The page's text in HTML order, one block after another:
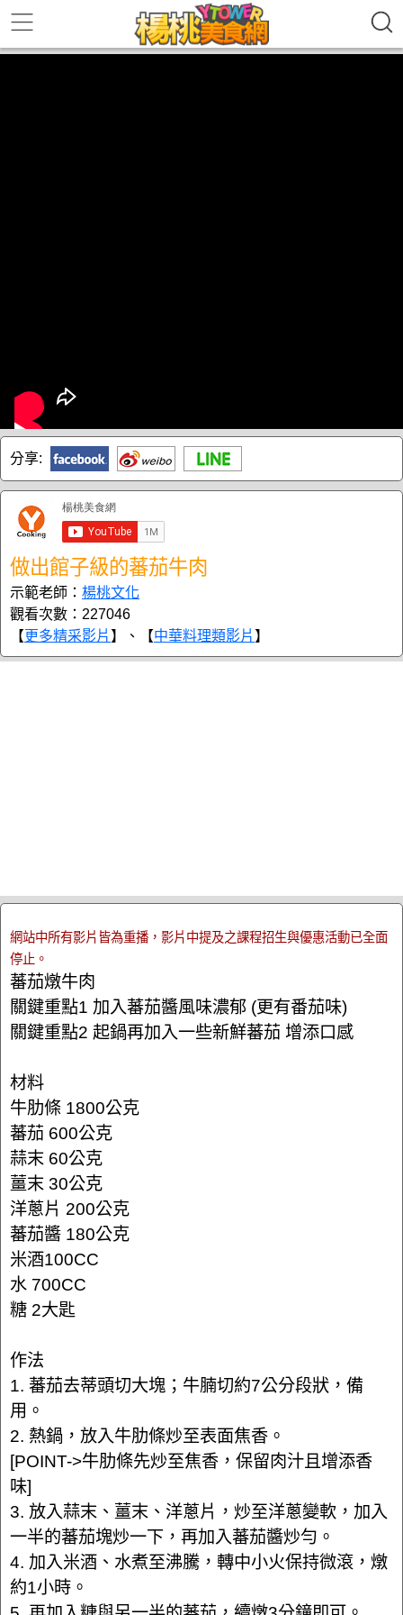
分享:
做出館子級的蕃茄牛肉
示範老師： 楊桃文化
觀看次數：227046
【更多精采影片 】、【中華料理類影片 】
網站中所有影片皆為重播，影片中提及之課程招生與優惠活動已全面
停止。
蕃茄燉牛肉
關鍵重點1 加入蕃茄醬風味濃郁 (更有番茄味)
關鍵重點2 起鍋再加入一些新鮮蕃茄 增添口感
材料
牛肋條 1800公克
蕃茄 600公克
蒜末 60公克
薑末 30公克
洋蔥片 200公克
蕃茄醬 180公克
米酒100CC
水 700CC
糖 2大匙
作法
1. 蕃茄去蒂頭切大塊；牛腩切約7公分段狀，備
用。
2. 熱鍋，放入牛肋條炒至表面焦香。
[POINT->牛肋條先炒至焦香，保留肉汁且增添香
味]
3. 放入蒜末、薑末、洋蔥片，炒至洋蔥變軟，加入
一半的蕃茄塊炒一下，再加入蕃茄醬炒勻。
4. 加入米酒、水煮至沸騰，轉中小火保持微滾，燉
約1小時。